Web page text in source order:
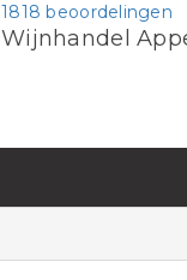
Wijnhandel
1818 beoordelingen